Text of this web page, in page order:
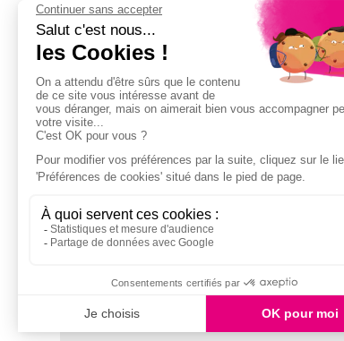
Adresse :
71 Rue Paul Vaillant Couturier
92300 LEVALLOIS PERRET
FRANCE
Email :contact@sideme.fr
BESOIN D'AIDE ?
TROUVEZ-NOUS !